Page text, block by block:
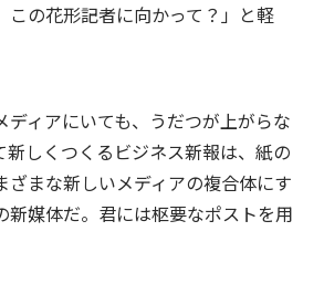
この花形記者に向かって？」と軽
ディアにいても、うだつが上がらな
新しくつくるビジネス新報は、紙の
ざまな新しいメディアの複合体にす
新媒体だ。君には枢要なポストを用